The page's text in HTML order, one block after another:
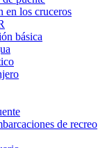
en los cruceros
básica
de recreo